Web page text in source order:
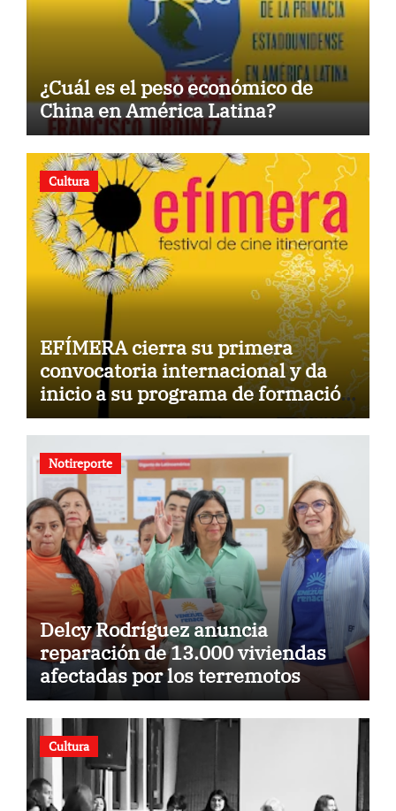
¿Cuál es el peso económico de
China en América Latina?
Cultura
EFÍMERA cierra su primera
convocatoria internacional y da
inicio a su programa de formación
para la comunidad
Notireporte
Delcy Rodríguez anuncia
reparación de 13.000 viviendas
afectadas por los terremotos
Cultura